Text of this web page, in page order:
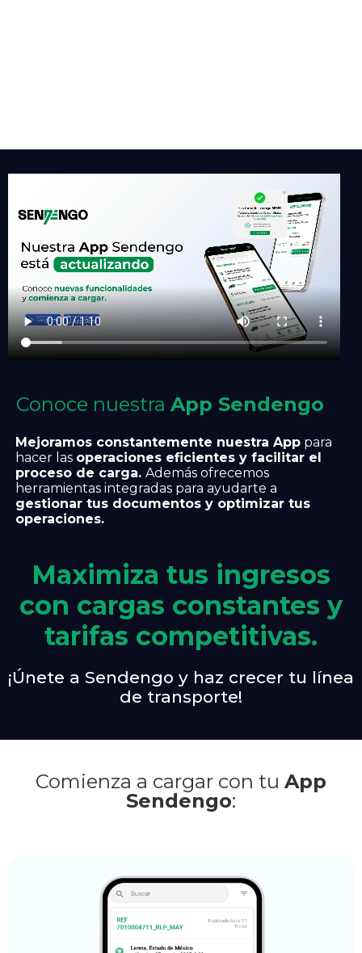
Conoce nuestra App Sendengo
Mejoramos constantemente nuestra Apppara
hacer las operaciones eficientes y facilitar el
proceso de carga. Además ofrecemos
herramientas integradas para ayudarte a
gestionar tus documentos y optimizar tus
operaciones.
Maximiza tus ingresos
con cargas constantes y
tarifas competitivas.
¡Únete a Sendengo y haz crecer tu línea
de transporte!
Comienza a cargar con tu App
Sendengo: